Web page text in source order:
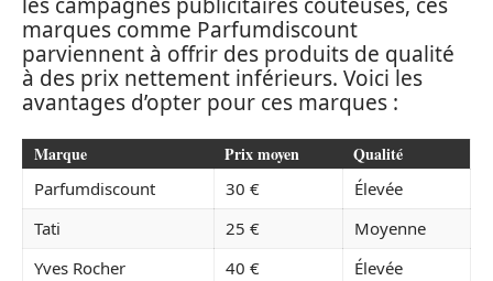
marques comme Parfumdiscount
parviennent à offrir des produits de qualité
à des prix nettement inférieurs. Voici les
avantages d’opter pour ces marques :
Marque Prix moyen Qualité
Parfumdiscount 30 €
Élevée
Tati
25 €
Moyenne
Yves Rocher
40 € Élevée